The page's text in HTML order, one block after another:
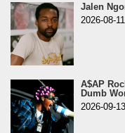
Jalen
2026-08-
A$AP
Dumb
2026-09-